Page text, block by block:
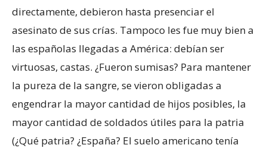
directamente, debieron hasta presenciar el
asesinato de sus crías. Tampoco les fue muy bien a
las españolas llegadas a América: debían ser
virtuosas, castas. ¿Fueron sumisas? Para mantener
la pureza de la sangre, se vieron obligadas a
engendrar la mayor cantidad de hijos posibles, la
mayor cantidad de soldados útiles para la patria
(¿Qué patria? ¿España? El suelo americano tenía